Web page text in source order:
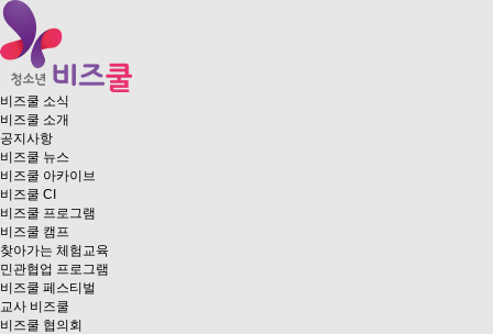
비즈쿨 소식
비즈쿨 소개
공지사항
비즈쿨 뉴스
비즈쿨 아카이브
비즈쿨 CI
비즈쿨 프로그램
비즈쿨 캠프
찾아가는 체험교육
민관협업 프로그램
비즈쿨 페스티벌
교사 비즈쿨
비즈쿨 협의회